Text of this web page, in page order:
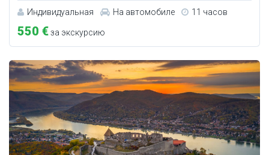
Индивидуальная На автомобиле 11 часов
550 €за экскурсию